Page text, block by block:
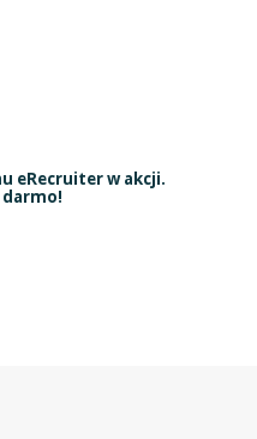
eRecruiter w akcji.